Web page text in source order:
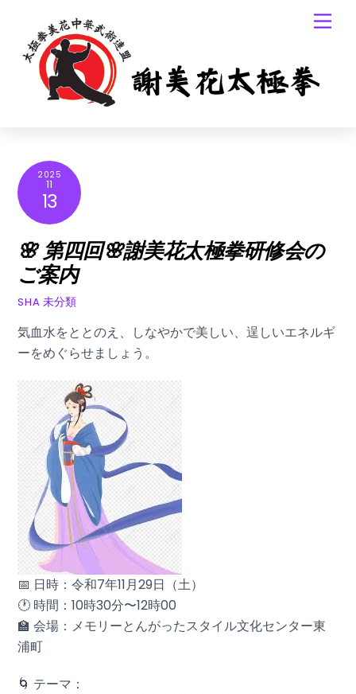
content
2025
11
13
🌸 第四回🌸謝美花太極拳研修会の
ご案内
SHA 未分類
気血水をととのえ、しなやかで美しい、逞しいエネルギ
ーをめぐらせましょう。
📅 日時：令和7年11月29日（土）
🕐 時間：10時30分〜12時00
🏫 会場：メモリーとんがったスタイル文化センター東
浦町
🌀 テーマ：